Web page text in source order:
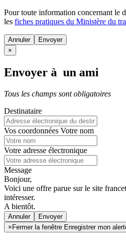
Pour toute information concernant le
les fiches pratiques du Ministère du
Annuler
×
Envoyer à un ami
Tous les champs sont obligatoires
Destinataire
Vos coordonnées Votre nom
Votre adresse électronique
Message
Bonjour,
Voici une offre parue sur le site
intéresser.
A bientôt.
Annuler
× Fermer la fenêtre Enregistrer mon